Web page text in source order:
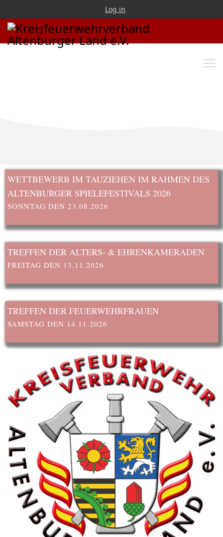
Log in
WETTBEWERB IM TAUZIEHEN IM RAHMEN DES
ALTENBURGER SPIELEFESTIVALS 2026
SONNTAG DEN 23.08.2026
TREFFEN DER ALTERS- & EHRENKAMERADEN
FREITAG DEN 13.11.2026
TREFFEN DER FEUERWEHRFRAUEN
SAMSTAG DEN 14.11.2026